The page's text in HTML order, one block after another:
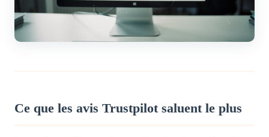
Ce que les avis Trustpilot saluent le plus